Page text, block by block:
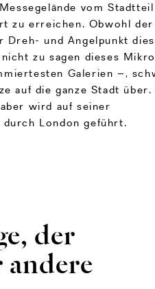
vom
zu erreichen. Obwohl
Dreh- und Angelpunkt
zu sagen dieses
Galerien –,
auf die ganze Stadt über.
wird auf seiner
London geführt.
der